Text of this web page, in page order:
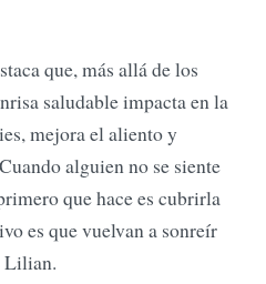
que, más allá de los
saludable impacta en la
mejora el aliento y
alguien no se siente
que hace es cubrirla
es que vuelvan a sonreír
Lilian.